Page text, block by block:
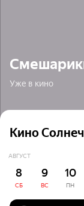
Уже в кино
Кино
АВГУСТ
8
СБ
9
ВС
10
ПН